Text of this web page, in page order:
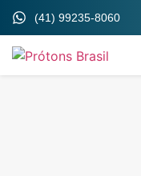
(41) 99235-8060